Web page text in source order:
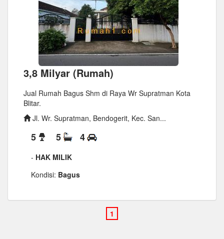
3,8 Milyar (Rumah)
Jual Rumah Bagus Shm di Raya Wr Supratman Kota
Blitar.
Jl. Wr. Supratman, Bendogerit, Kec. San...
5 5 4
- HAK MILIK
Kondisi: Bagus